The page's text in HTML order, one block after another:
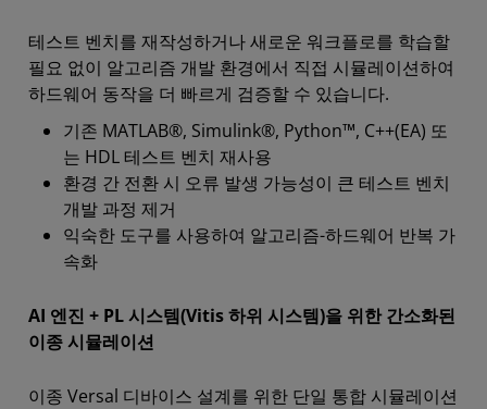
테스트 벤치를 재작성하거나 새로운 워크플로를 학습할
필요 없이 알고리즘 개발 환경에서 직접 시뮬레이션하여
하드웨어 동작을 더 빠르게 검증할 수 있습니다.
기존 MATLAB®, Simulink®, Python™, C++(EA) 또
는 HDL 테스트 벤치 재사용
환경 간 전환 시 오류 발생 가능성이 큰 테스트 벤치
개발 과정 제거
익숙한 도구를 사용하여 알고리즘-하드웨어 반복 가
속화
AI 엔진 + PL 시스템(Vitis 하위 시스템)을 위한 간소화된
이종 시뮬레이션
이종 Versal 디바이스 설계를 위한 단일 통합 시뮬레이션